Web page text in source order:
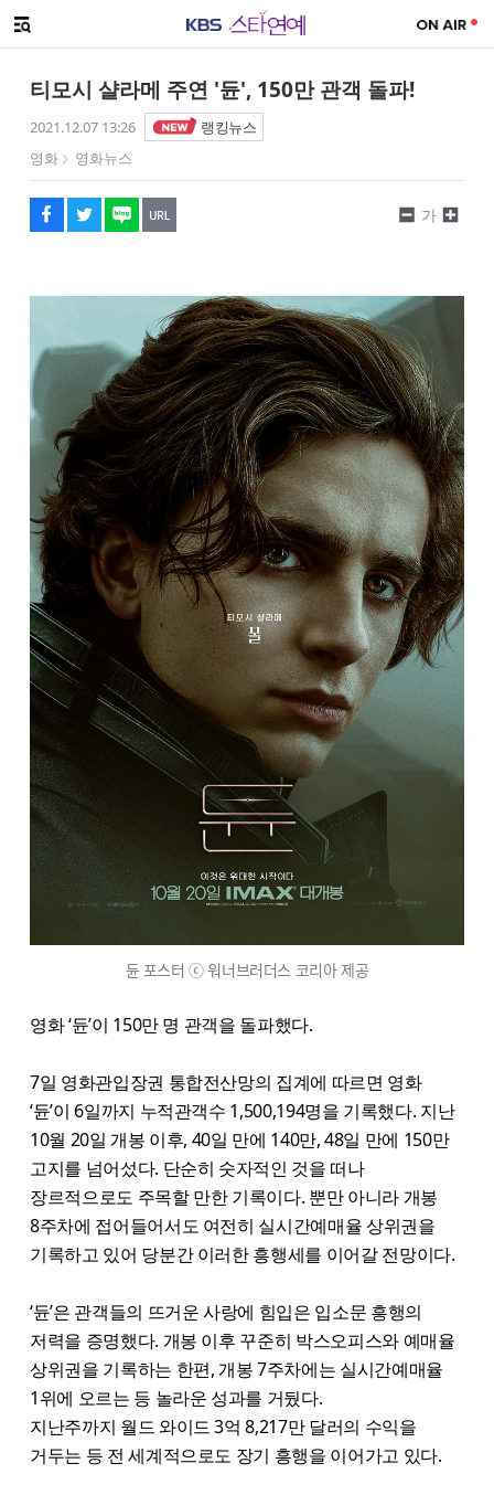
메뉴 열기
티모시 샬라메 주연 '듄', 150만 관객 돌파!
2021.12.07 13:26
랭킹뉴스
영화
영화뉴스
페이스북
트위터
네이버
URL복사
글씨 작게보기
가
글씨 크게보기
듄 포스터 ⓒ 워너브러더스 코리아 제공
영화 ‘듄’이 150만 명 관객을 돌파했다.
7일 영화관입장권 통합전산망의 집계에 따르면 영화
‘듄’이 6일까지 누적관객수 1,500,194명을 기록했다. 지난
10월 20일 개봉 이후, 40일 만에 140만, 48일 만에 150만
고지를 넘어섰다. 단순히 숫자적인 것을 떠나
장르적으로도 주목할 만한 기록이다. 뿐만 아니라 개봉
8주차에 접어들어서도 여전히 실시간예매율 상위권을
기록하고 있어 당분간 이러한 흥행세를 이어갈 전망이다.
‘듄’은 관객들의 뜨거운 사랑에 힘입은 입소문 흥행의
저력을 증명했다. 개봉 이후 꾸준히 박스오피스와 예매율
상위권을 기록하는 한편, 개봉 7주차에는 실시간예매율
1위에 오르는 등 놀라운 성과를 거뒀다.
지난주까지 월드 와이드 3억 8,217만 달러의 수익을
거두는 등 전 세계적으로도 장기 흥행을 이어가고 있다.
해시태그